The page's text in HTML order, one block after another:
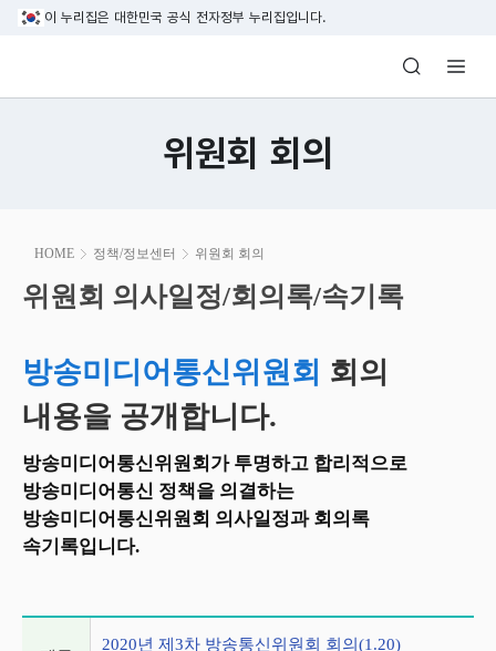
본문 바로가기
이 누리집은 대한민국 공식 전자정부 누리집입니다.
방송미디어통신위원회 Korea Media
위원회 회의
HOME 정책/정보센터 위원회 회의
위원회 의사일정/회의록/속기록
시
작
위원회 의사일정/회의록/속기록
방송미디어통신위원회 회의
내용을 공개합니다.
방송미디어통신위원회가 투명하고 합리적으로
방송미디어통신 정책을 의결하는
방송미디어통신위원회 의사일정과 회의록
속기록입니다.
2020년 제3차 방송통신위원회 회의(1.20)